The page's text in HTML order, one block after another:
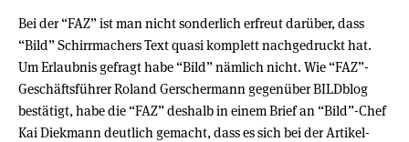
Bei der “FAZ” ist man nicht sonderlich erfreut darüber, dass
“Bild” Schirrmachers Text quasi komplett nachgedruckt hat.
Um Erlaubnis gefragt habe “Bild” nämlich nicht. Wie “FAZ”-
Geschäftsführer Roland Gerschermann gegenüber BILDblog
bestätigt, habe die “FAZ” deshalb in einem Brief an “Bild”-Chef
Kai Diekmann deutlich gemacht, dass es sich bei der Artikel-